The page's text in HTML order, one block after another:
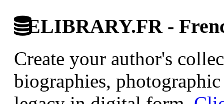
ELIBRARY.FR -
Create your author's
biographies,